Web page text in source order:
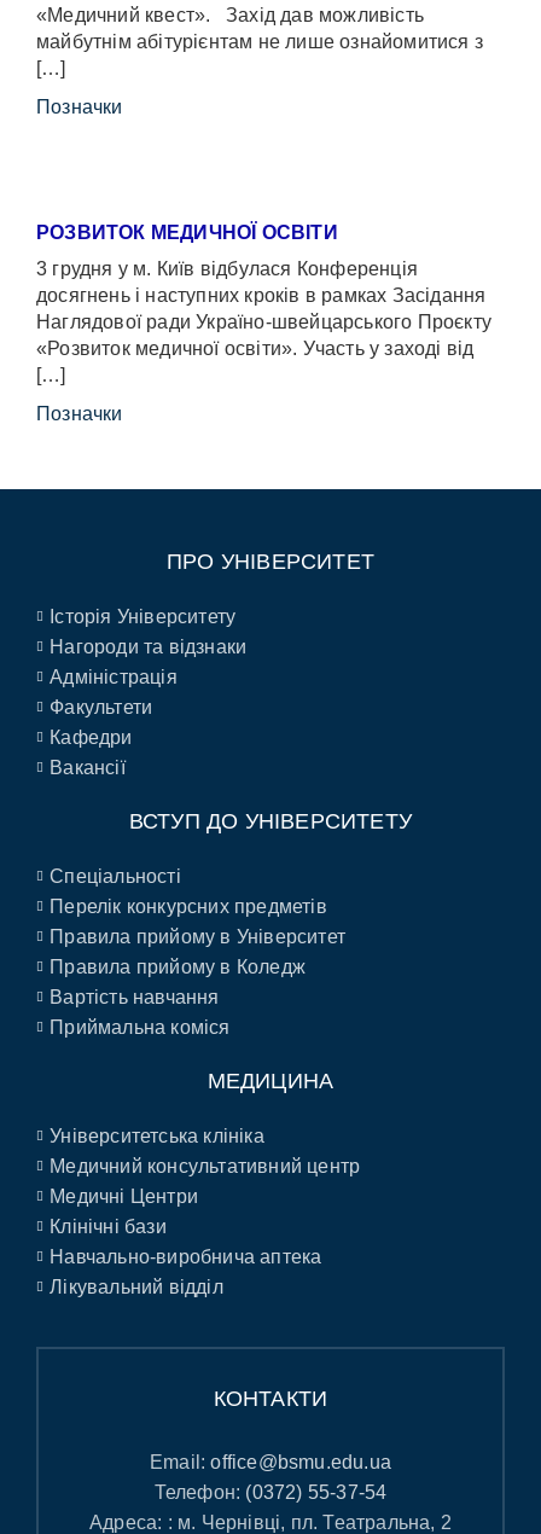
«Медичний квест». Захід дав можливість
майбутнім абітурієнтам не лише ознайомитися з
[…]
Позначки
РОЗВИТОК МЕДИЧНОЇ ОСВІТИ
3 грудня у м. Київ відбулася Конференція
досягнень і наступних кроків в рамках Засідання
Наглядової ради Україно-швейцарського Проєкту
«Розвиток медичної освіти». Участь у заході від
[…]
Позначки
ПРО УНІВЕРСИТЕТ
Історія Університету
Нагороди та відзнаки
Адміністрація
Факультети
Кафедри
Вакансії
ВСТУП ДО УНІВЕРСИТЕТУ
Спеціальності
Перелік конкурсних предметів
Правила прийому в Університет
Правила прийому в Коледж
Вартість навчання
Приймальна коміся
МЕДИЦИНА
Університетська клініка
Медичний консультативний центр
Медичні Центри
Клінічні бази
Навчально-виробнича аптека
Лікувальний відділ
КОНТАКТИ
Email:office@bsmu.edu.ua
Телефон: (0372) 55-37-54
Адреса: : м. Чернівці, пл. Театральна, 2